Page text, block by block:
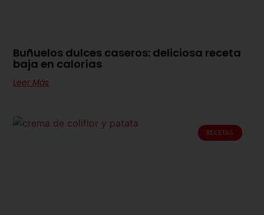
Buñuelos dulces caseros: deliciosa receta
baja en calorías
Leer Más
RECETAS